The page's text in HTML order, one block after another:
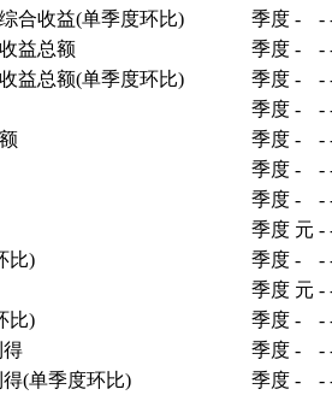
合收益(单季度环比)
季度 - -
益总额
季度 - -
益总额(单季度环比)
季度 - -
季度 - -
季度 - -
季度 - -
季度 - -
季度 元 -
比)
季度 - -
季度 元 -
比)
季度 - -
得
季度 - -
(单季度环比)
季度 - -